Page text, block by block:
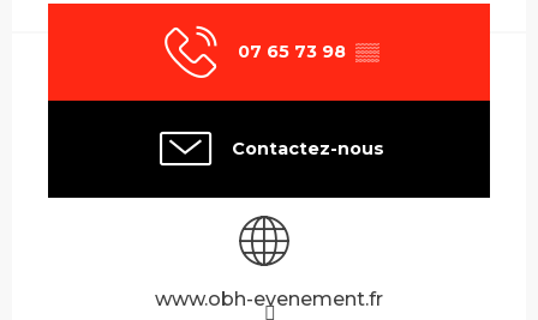
07 65 73 98 ▒▒
Contactez-nous
www.obh-evenement.fr